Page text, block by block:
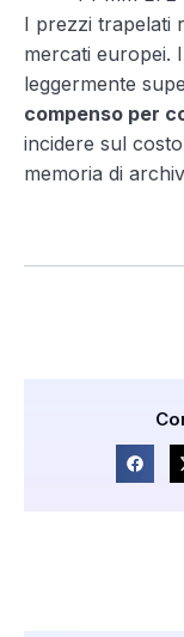
I prezzi trapelati
mercati europei.
leggermente
compenso per
incidere sul
memoria di